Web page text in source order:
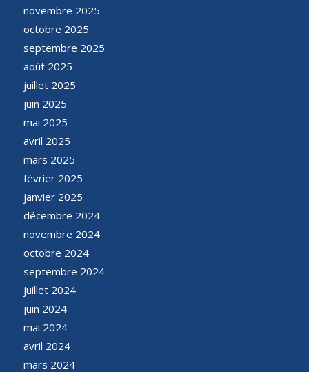
novembre 2025
octobre 2025
septembre 2025
août 2025
juillet 2025
juin 2025
mai 2025
avril 2025
mars 2025
février 2025
janvier 2025
décembre 2024
novembre 2024
octobre 2024
septembre 2024
juillet 2024
juin 2024
mai 2024
avril 2024
mars 2024